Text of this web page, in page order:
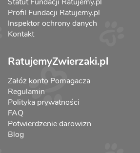
Profil Fundacji Ratujemy.pl
Inspektor ochrony danych
Kontakt
RatujemyZwierzaki.pl
Załóż konto Pomagacza
Regulamin
Polityka prywatności
FAQ
Potwierdzenie darowizn
Blog